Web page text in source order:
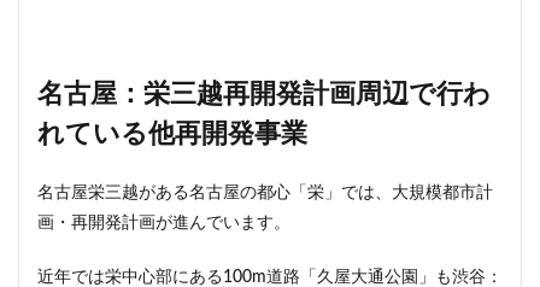
名古屋：栄三越再開発計画周辺で行わ
れている他再開発事業
名古屋栄三越がある名古屋の都心「栄」では、大規模都市計
画・再開発計画が進んでいます。
近年では栄中心部にある100m道路「久屋大通公園」も渋谷：